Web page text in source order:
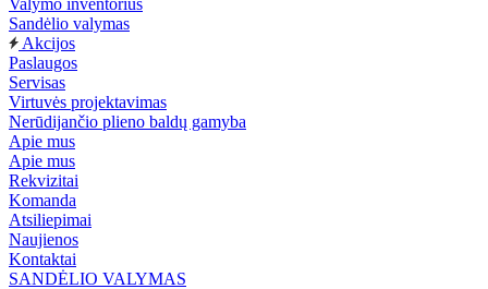
Valymo inventorius
Sandėlio valymas
Akcijos
Paslaugos
Servisas
Virtuvės projektavimas
Nerūdijančio plieno baldų gamyba
Apie mus
Apie mus
Rekvizitai
Komanda
Atsiliepimai
Naujienos
Kontaktai
SANDĖLIO VALYMAS